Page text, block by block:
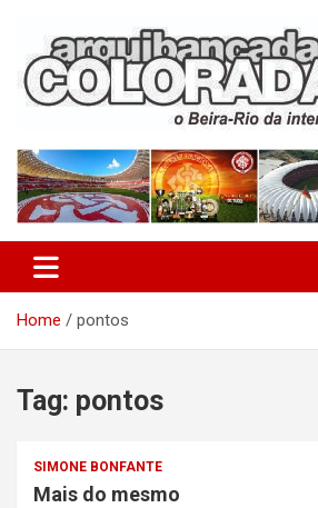
content
Arquibancada
Home pontos
Tag: pontos
SIMONE BONFANTE
Mais do mesmo